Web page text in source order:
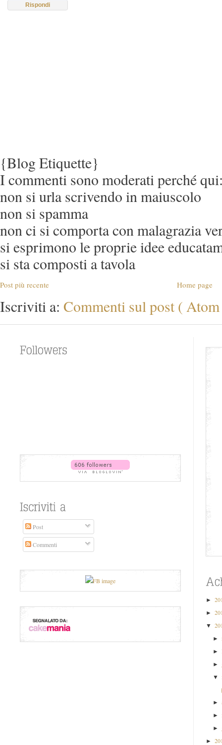
Rispondi
{Blog Etiquette}
I commenti sono moderati perché
non si urla scrivendo in maiuscolo
non si spamma
non ci si comporta con malagrazia
si esprimono le proprie idee
si sta composti a tavola
Post più recente Home page
Iscriviti a: Commenti sul post (
Post
Commenti
►
►
▼
►
►
►
▼
►
►
►
►